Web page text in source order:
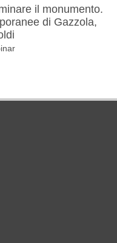
il monumento.
di Gazzola,